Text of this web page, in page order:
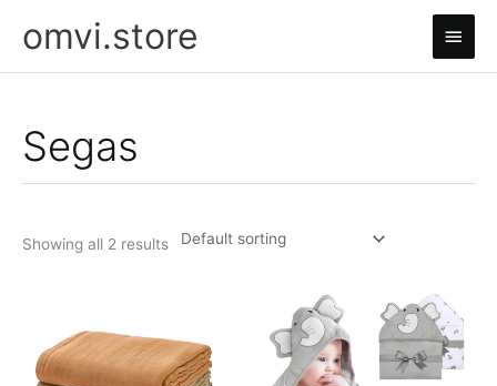
omvi.store
Main
Menu
Segas
Showing all 2 results